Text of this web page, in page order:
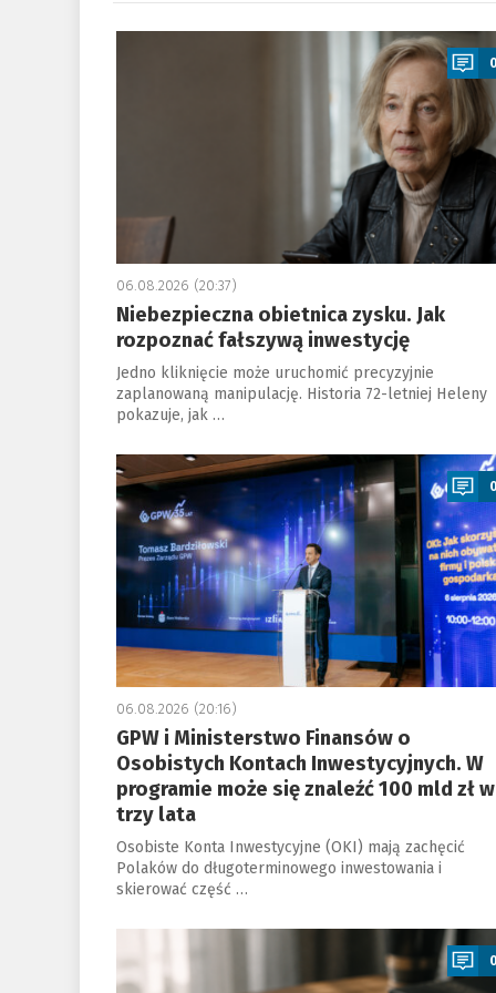
a
0
06.08.2026 (20:37)
Niebezpieczna obietnica zysku. Jak
rozpoznać fałszywą inwestycję
Jedno kliknięcie może uruchomić precyzyjnie
zaplanowaną manipulację. Historia 72-letniej Heleny
pokazuje, jak …
a
0
06.08.2026 (20:16)
GPW i Ministerstwo Finansów o
Osobistych Kontach Inwestycyjnych. W
programie może się znaleźć 100 mld zł w
trzy lata
Osobiste Konta Inwestycyjne (OKI) mają zachęcić
Polaków do długoterminowego inwestowania i
skierować część …
a
0